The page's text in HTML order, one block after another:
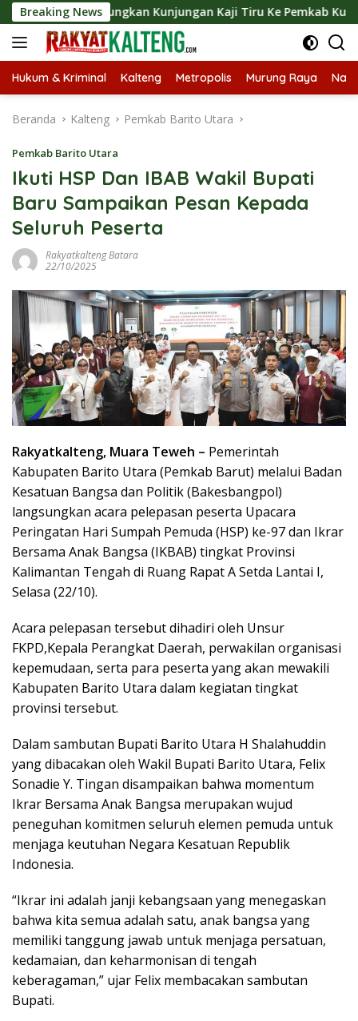
Langsung
ke
konten
Breaking NewsKunjungan Kaji Tiru Ke Pemkab Kulon Progo
Hukum & Kriminal Kalteng Metropolis Murung Raya
Beranda Kalteng Pemkab Barito Utara
Pemkab Barito Utara
Ikuti HSP Dan IBAB Wakil Bupati
Baru Sampaikan Pesan Kepada
Seluruh Peserta
Rakyatkalteng Batara
22/10/2025
Rakyatkalteng, Muara Teweh – Pemerintah
Kabupaten Barito Utara (Pemkab Barut) melalui Badan
Kesatuan Bangsa dan Politik (Bakesbangpol)
langsungkan acara pelepasan peserta Upacara
Peringatan Hari Sumpah Pemuda (HSP) ke-97 dan Ikrar
Bersama Anak Bangsa (IKBAB) tingkat Provinsi
Kalimantan Tengah di Ruang Rapat A Setda Lantai I,
Selasa (22/10).
Acara pelepasan tersebut dihadiri oleh Unsur
FKPD,Kepala Perangkat Daerah, perwakilan organisasi
kepemudaan, serta para peserta yang akan mewakili
Kabupaten Barito Utara dalam kegiatan tingkat
provinsi tersebut.
Dalam sambutan Bupati Barito Utara H Shalahuddin
yang dibacakan oleh Wakil Bupati Barito Utara, Felix
Sonadie Y. Tingan disampaikan bahwa momentum
Ikrar Bersama Anak Bangsa merupakan wujud
peneguhan komitmen seluruh elemen pemuda untuk
menjaga keutuhan Negara Kesatuan Republik
Indonesia.
“Ikrar ini adalah janji kebangsaan yang menegaskan
bahwa kita semua adalah satu, anak bangsa yang
memiliki tanggung jawab untuk menjaga persatuan,
kedamaian, dan keharmonisan di tengah
keberagaman,” ujar Felix membacakan sambutan
Bupati.